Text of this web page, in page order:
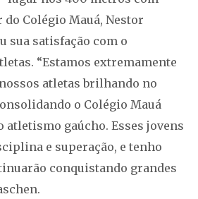
Colégio Mauá, Nestor
sua satisfação com o
“Estamos extremamente
atletas brilhando no
o Colégio Mauá
atletismo gaúcho. Esses jovens
e superação, e tenho
conquistando grandes